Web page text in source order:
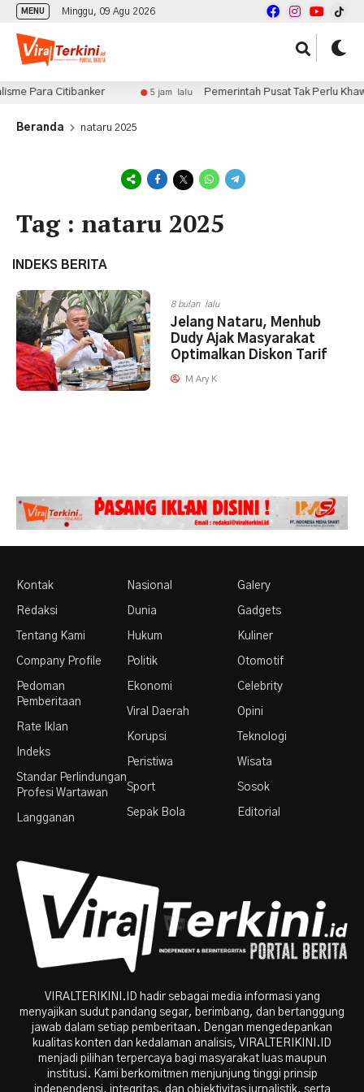
MENU Minggu, 09 Agu 2026
Para Citibanker 5 jam lalu Pemerintah Pusat Tak Perlu
Beranda nataru 2025
Tag : nataru 2025
INDEKS BERITA
8 bulan lalu
Jelang Nataru, Menhub
Dudy Ajak Masyarakat
Optimalkan Diskon Tarif
M Ary K
Kontak
Redaksi
Tentang Kami
Company Profile
Pedoman
Pemberitaan
Rate Iklan
Indeks
Standar Perlindungan
Profesi Wartawan
Langganan
Nasional
Dunia
Hukum
Politik
Ekonomi
Viral Daerah
Korupsi
Peristiwa
Sport
Sepak Bola
Galery
Gadgets
Kuliner
Otomotif
Celebrity
Opini
Teknologi
Wisata
Sosok
Editorial
VIRALTERIKINI.ID hadir sebagai media informasi yang
menyajikan sudut pandang segar, berimbang, dan bertanggung
jawab dalam setiap pemberitaan. Dengan mengedepankan
kualitas konten dan kedalaman analisis, VIRALTERIKINI.ID
menjadi pilihan terpercaya bagi masyarakat luas maupun
institusi. Kami berkomitmen menjunjung tinggi prinsip
independensi, integritas, dan objektivitas jurnalistik, serta